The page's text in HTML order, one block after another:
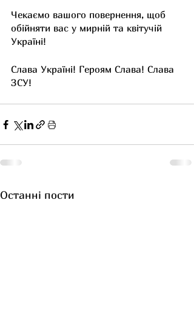
Чекаємо вашого повернення, щоб
обійняти вас у мирній та квітучій
Україні!
Слава Україні! Героям Слава! Слава
ЗСУ!
Останні пости